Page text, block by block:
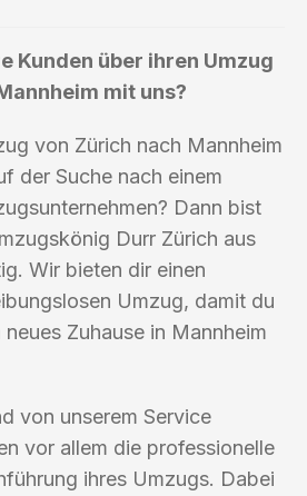
Kunden über ihren Umzug
mit uns?
von Zürich nach Mannheim
der Suche nach einem
Dann bist
Durr Zürich aus
Wir bieten dir einen
Umzug, damit du
Zuhause in Mannheim
von unserem Service
vor allem die professionelle
ihres Umzugs. Dabei